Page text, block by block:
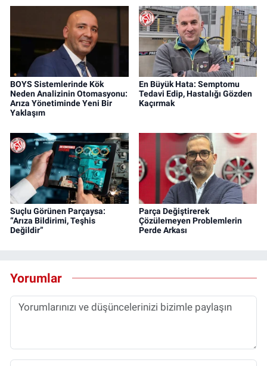
BOYS Sistemlerinde Kök
Neden Analizinin Otomasyonu:
Arıza Yönetiminde Yeni Bir
Yaklaşım
En Büyük Hata: Semptomu
Tedavi Edip, Hastalığı Gözden
Kaçırmak
Suçlu Görünen Parçaysa:
“Arıza Bildirimi, Teşhis
Değildir”
Parça Değiştirerek
Çözülemeyen Problemlerin
Perde Arkası
Yorumlar